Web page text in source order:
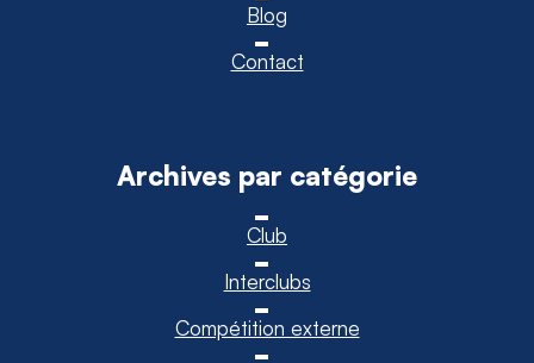
Blog
Contact
Archives par catégorie
Club
Interclubs
Compétition externe